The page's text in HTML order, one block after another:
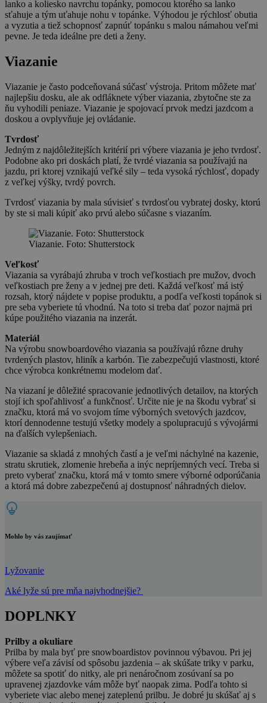
lanko a koliesko navrchu topánky, pomocou ktorého sa lanko
sťahuje a tým uťahuje nohu v topánke. Výhodou je rýchlosť obutia
a vyzutia a tiež schopnosť zapnúť topánku s malou námahou veľmi
pevne. Je teda ideálne pre deti a ženy.
Viazanie
Viazanie je často podceňovaná súčasť výstroja. Pritom môžete mať
najlepšiu dosku, ale ak odfláknete výber viazania, zbytočne ste za
ňu vyhodili peniaze. Viazanie je spojovací prvok medzi jazdcom a
doskou a ovplyvňuje jej ovládanie.
Tvrdosť
Jedným z najdôležitejších kritérií pri výbere viazania je jeho tvrdosť.
Podobne ako pri doskách platí, že tvrdé viazania sa používajú na
jazdu, pri ktorej vznikajú veľké sily – teda vysoká rýchlosť, dopady
z veľkej výšky, tvrdý povrch.
Tvrdosť viazania by mala súvisieť s tvrdosťou vybratej dosky, ktorú
by ste si mali kúpiť ako prvú alebo súčasne s viazaním.
Viazanie. Foto: Shutterstock
Veľkosť
Viazania sa vyrábajú zhruba v troch veľkostiach pre mužov, dvoch
veľkostiach pre ženy a v jednej pre deti. Každá veľkosť má istý
rozsah, ktorý nájdete v popise produktu, a podľa veľkosti topánok si
pre seba vyberiete tú vhodnú. Na toto si treba dať pozor najmä pri
kúpe použitého viazania na inzerát.
Materiál
Na výrobu snowboardového viazania sa používajú rôzne druhy
tvrdených plastov, hliník a karbón. Tie zabezpečujú vlastnosti, ktoré
chce výrobca konkrétnemu modelom dať.
Na viazaní je dôležité spracovanie jednotlivých detailov, na ktorých
stojí ich spoľahlivosť a funkčnosť. Určite nie je na škodu vybrať si
značku, ktorá má vo svojom tíme výborných svetových jazdcov,
ktorí dennodenne testujú všetky modely a spolupracujú s vývojármi
na ďalších vylepšeniach.
Viazanie sa skladá z mnohých častí a je veľmi náchylné na kazenie,
stratu skrutiek, zlomenie hrebeňa a inýc nepríjemných vecí. Treba si
preto vyberať značku, ktorá má v tomto smere výborné odporúčania
a ktorá má dobre zabezpečenú aj dostupnosť náhradných dielov.
Mohlo by vás zaujímať
Lyžovanie
Aké lyže sú pre mňa najvhodnejšie?
DOPLNKY
Prilby a okuliare
Prilba by mala byť pre snowboardistov povinnou výbavou. Pri jej
výbere veľa závisí od spôsobu jazdenia – ak skúšate triky v parku,
môžete sa spotiť do nitky, ale pri nenáročnom zosúvaní sa po
upravenej zjazdovke vám môže byť naopak zima. Podľa tohto si
vyberiete viac alebo menej zateplenú prilbu. Je dobré ju skúšať aj s